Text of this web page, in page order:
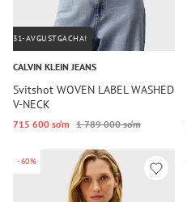
31-AVGUSTGACHA!
CALVIN KLEIN JEANS
Svitshot WOVEN LABEL WASHED
V-NECK
715 600 so‘m 1 789 000 so‘m
-60%